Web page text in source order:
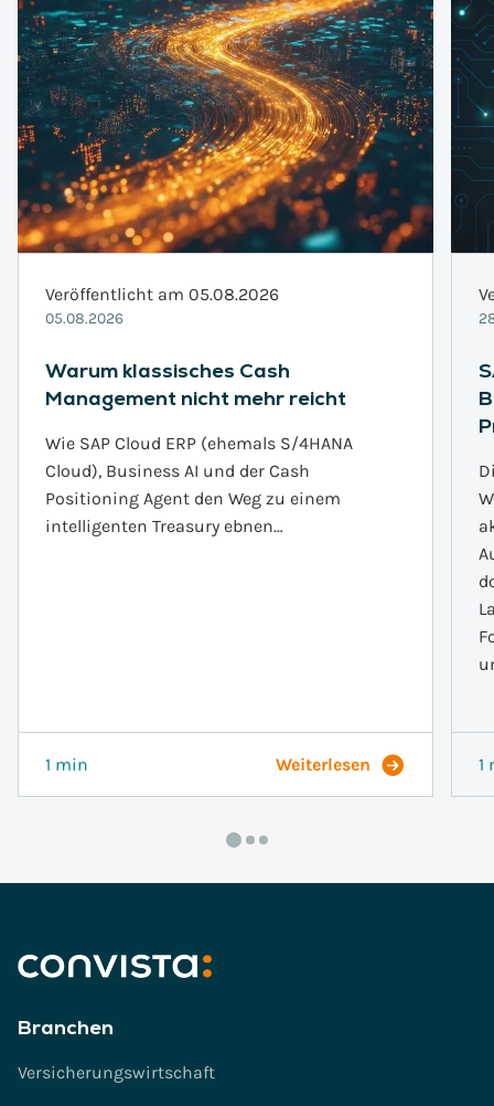
Veröffentlicht am 05.08.2026
05.08.2026
Warum klassisches Cash
Management nicht mehr reicht
Wie SAP Cloud ERP (ehemals S/4HANA
Cloud), Business AI und der Cash
Positioning Agent den Weg zu einem
intelligenten Treasury ebnen…
1 min Weiterlesen 1
Branchen
Versicherungswirtschaft